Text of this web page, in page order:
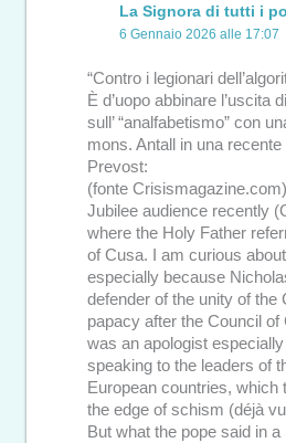
La Signora di tutti i
6 Gennaio 2026 alle 17:07
“Contro i legionari
È d’uopo abbinare l’uscita
sull’ “analfabetismo” con
mons. Antall in una
Prevost:
(fonte
Jubilee audience recently
where the Holy Father
of Cusa. I am curious
especially because
defender of the unity of the
papacy after the Council of
was an apologist
speaking to the leaders of
European countries, which
the edge of schism (déjà
But what the pope said in